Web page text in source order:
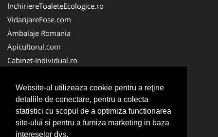
Website-ul utilizeaza cookie pentru a reţine
detaliile de conectare, pentru a colecta
statistici cu scopul de a optimiza functionarea
site-ului si pentru a furniza marketing in baza
intereselor dvs.
InchiriereToaleteEcologice.ro
VidanjareFose.com
Ambalaje Romania
Apicultorul.com
Cabinet-Individual.ro
ConstructiiHaleMetalice.ro
FirmaDeratizare.ro
InstructorScoalaAuto.ro
SalonFrizerieCanina.com